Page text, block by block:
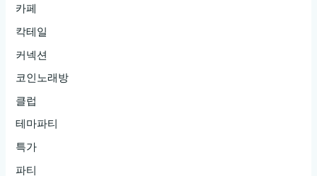
카페
칵테일
커넥션
코인노래방
클럽
테마파티
특가
파티